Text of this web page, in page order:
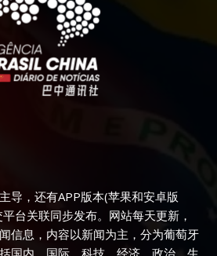
导，还有APP版本(苹果和安卓版
台关联同步发布。网站每天更新，
信息，内容以新闻为主，分为葡萄牙
国内、国际、科技、经济、政治、生